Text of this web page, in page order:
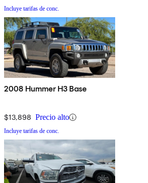
Incluye tarifas de conc.
2008 Hummer H3 Base
$13,898 Precio alto
Incluye tarifas de conc.